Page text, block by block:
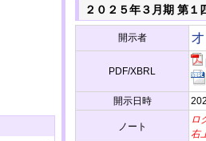
２０２５年３月期 第１
開示者
PDF/XBRL
開示日時
ノート
ロ
右